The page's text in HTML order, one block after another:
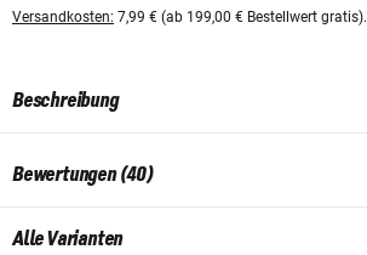
Versandkosten: 7,99 € (ab 199,00 € Bestellwert gratis).
Beschreibung
Bewertungen (40)
Alle Varianten